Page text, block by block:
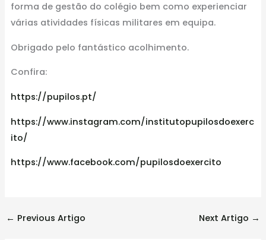
forma de gestão do colégio bem como experienciar
várias atividades físicas militares em equipa.
Obrigado pelo fantástico acolhimento.
Confira:
https://pupilos.pt/
https://www.instagram.com/institutopupilosdoexerc
ito/
https://www.facebook.com/pupilosdoexercito
← Previous Artigo Next Artigo →